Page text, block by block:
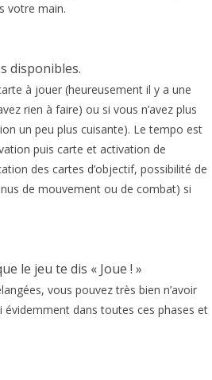
votre main.
disponibles.
à jouer (heureusement il y a une
rien à faire) ou si vous n’avez plus
un peu plus cuisante). Le tempo est
puis carte et activation de
des cartes d’objectif, possibilité de
de mouvement ou de combat) si
le jeu te dis « Joue ! »
vous pouvez très bien n’avoir
dans toutes ces phases et